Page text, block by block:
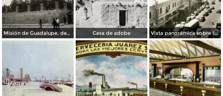
Misión de Guadalupe, depúes de la toma de Ciudad Juárez, durante la Revolución Mexicana Casa de adobe Vista panorámica sobre la Avenida 16 de Septiembre